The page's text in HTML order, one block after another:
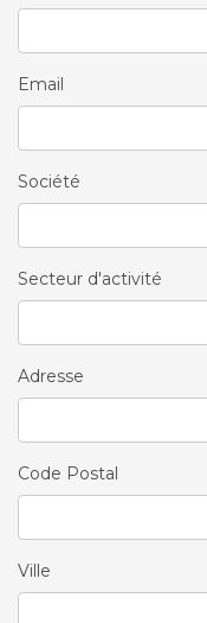
Email
Société
Secteur d'activité
Adresse
Code Postal
Ville